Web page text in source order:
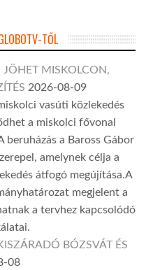
TŐL
JÖHET MISKOLCON,
2026-08-09
vasúti közlekedés
a miskolci fővonal
beruházás a Baross Gábor
amelynek célja a
átfogó megújítása.A
megjelent a
a tervhez kapcsolódó
BÓZSVÁT ÉS
08